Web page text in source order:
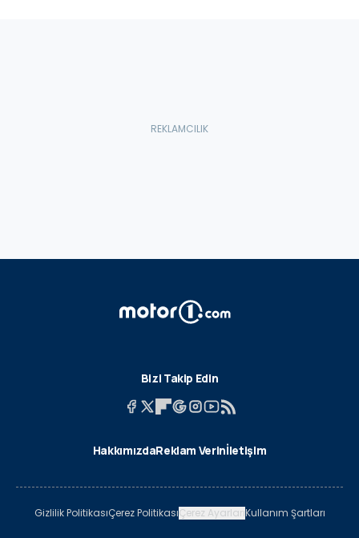
Bizi Takip Edin
HakkımızdaReklam Verinİletişim
Gizlilik PolitikasıÇerez PolitikasıÇerez AyarlarıKullanım Şartları